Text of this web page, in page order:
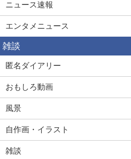
ニュース速報
エンタメニュース
雑談
匿名ダイアリー
おもしろ動画
風景
自作画・イラスト
雑談